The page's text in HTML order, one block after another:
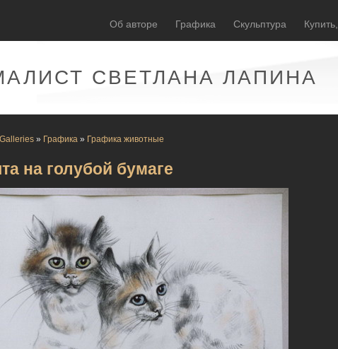
Об авторе Графика Скульптура
СВЕТЛАНА ЛАПИНА
» Графика » Графика животные
на голубой бумаге